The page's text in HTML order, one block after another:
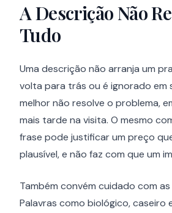
A Descrição Não
Tudo
Uma descrição não arranja um
volta para trás ou é ignorado em
melhor não resolve o problema,
mais tarde na visita. O mesmo
frase pode justificar um preço
plausível, e não faz com que um
Também convém cuidado com
Palavras como biológico, caseiro